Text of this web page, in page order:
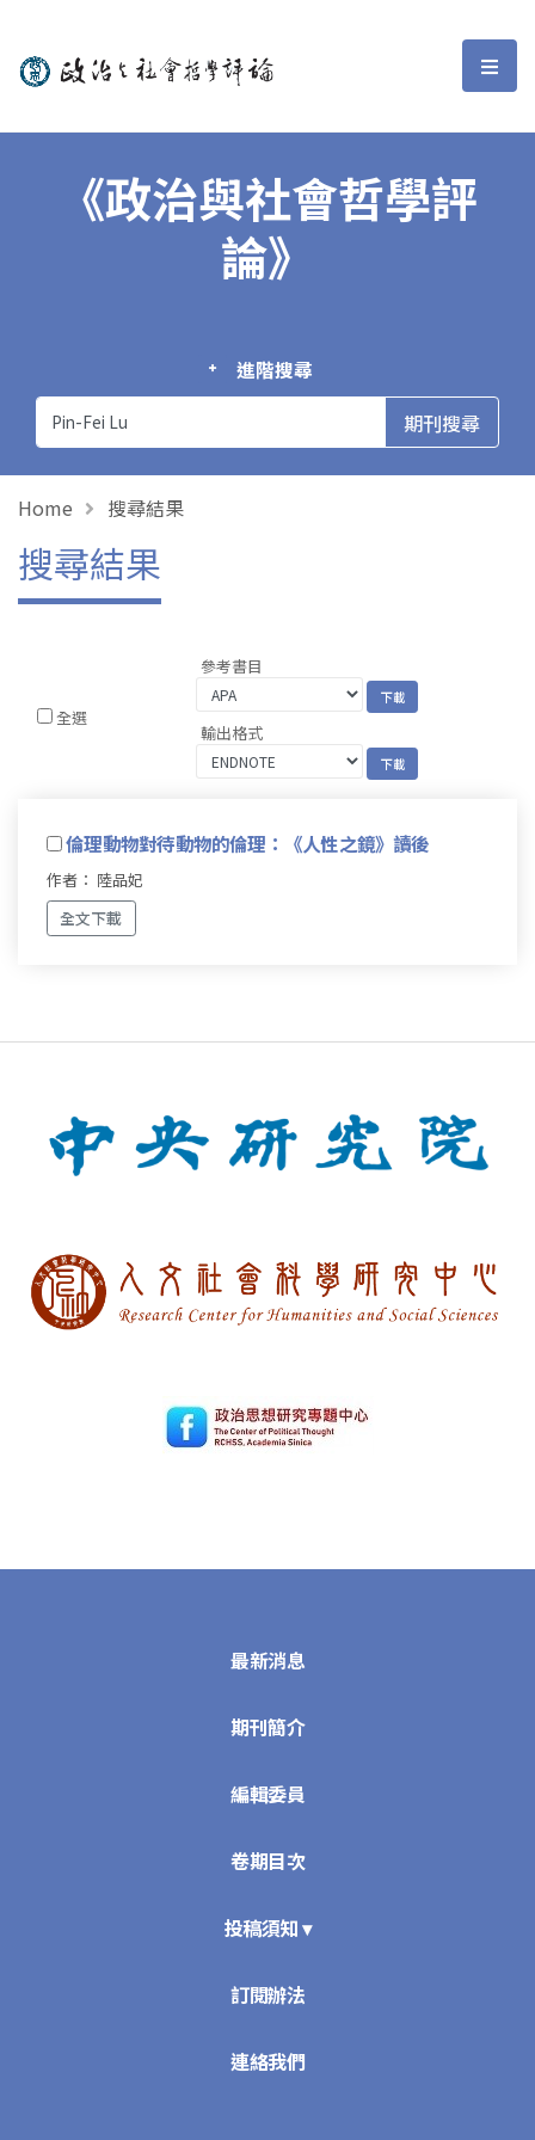
政治與社會哲學評論 選
《政治與社會哲學評
論》
進階搜尋
Home 搜尋結果
搜尋結果
全選
參考書目
輸出格式
倫理動物對待動物的倫理：《人性之鏡》讀後
作者： 陸品妃
全文下載
最新消息
期刊簡介
編輯委員
卷期目次
投稿須知 ▾
訂閱辦法
連絡我們